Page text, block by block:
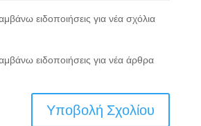
ειδοποιήσεις για νέα σχόλια
ειδοποιήσεις για νέα άρθρα